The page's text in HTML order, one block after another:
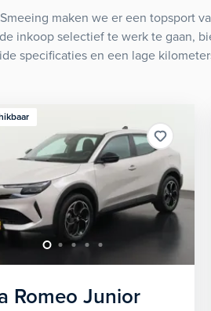
maken we er een topsport
inkoop selectief te werk te gaan,
specificaties en een lage
Romeo Junior